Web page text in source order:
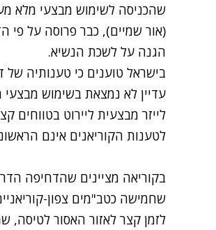
שהכניסה לשימוש מבצעי מלא
(אור שמיים), כבר פרוסה על פי
הגנה על לשכת הנשיא.
בישראל טוענים כי טענותיה
עדיין לא נמצאת בשימוש
לטענות הקוריאנים אינם
שחמישה כטב"מים צפון-
לזמן קצר לאזור האסור לטיסה,